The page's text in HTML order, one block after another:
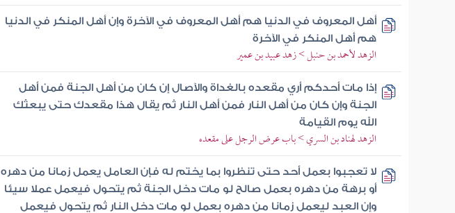
أهل المعروف في الدنيا هم أهل المعروف في الآخرة وإن أهل المنكر في الدنيا
هم أهل المنكر في الآخرة
الزهد لأحمد بن حنبل > زهد عبيد بن عمير
إذا مات أحدكم أري مقعده بالغداة والآصال إن كان من أهل الجنة فمن أهل
الجنة وإن كان من أهل النار فمن أهل النار ثم يقال هذا مقعدك حتى يبعثك
الله يوم القيامة
الزهد لهناد بن السري > باب عرض الرجل على مقعده
لا تعجبوا بعمل أحد حتى تنظروا بما يختم له فإن العامل يعمل زمانا من دهره
أو برهة من دهره بعمل صالح لو مات دخل الجنة ثم يتحول فيعمل عملا سيئا
وإن العبد ليعمل زمانا من دهره بعمل لو مات دخل النار ثم يتحول فيعمل